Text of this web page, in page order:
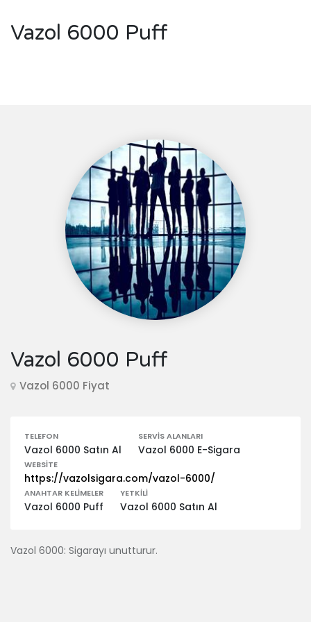
Vazol 6000 Puff
Vazol 6000 Puff
Vazol 6000 Fiyat
TELEFON
Vazol 6000 Satın Al
SERVIS ALANLARI
Vazol 6000 E-Sigara
WEBSITE
https://vazolsigara.com/vazol-6000/
ANAHTAR KELIMELER
Vazol 6000 Puff
YETKILI
Vazol 6000 Satın Al
Vazol 6000: Sigarayı unutturur.